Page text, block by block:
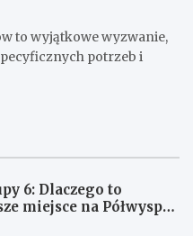
to wyjątkowe wyzwanie,
potrzeb i
6: Dlaczego to
miejsce na Półwyspie